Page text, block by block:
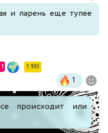
и парень еще тупее
1 951
1
происходит или